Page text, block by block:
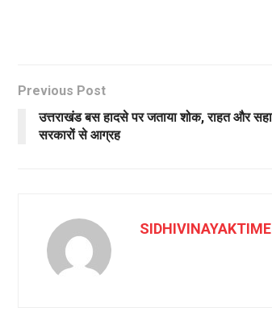
Previous Post
उत्तराखंड बस हादसे पर जताया शोक, राहत और
सरकारों से आग्रह